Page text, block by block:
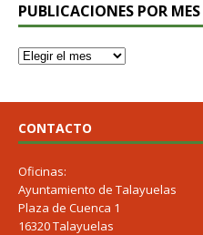
PUBLICACIONES POR MES
CONTACTO
Oficinas:
Ayuntamiento de Talayuelas
Plaza de Cuenca 1
16320 Talayuelas